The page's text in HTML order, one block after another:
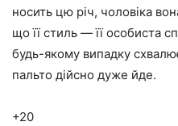
носить цю річ, чоловіка
що її стиль — її особиста
будь-якому випадку
пальто дійсно дуже йде.
+20